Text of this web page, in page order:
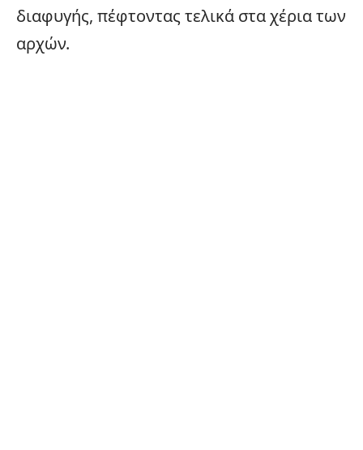
διαφυγής, πέφτοντας τελικά στα χέρια των
αρχών.